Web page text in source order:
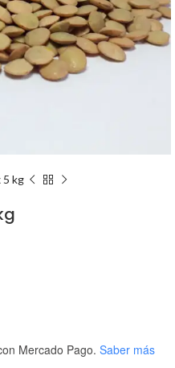
5 kg
Mercado Pago. Saber más